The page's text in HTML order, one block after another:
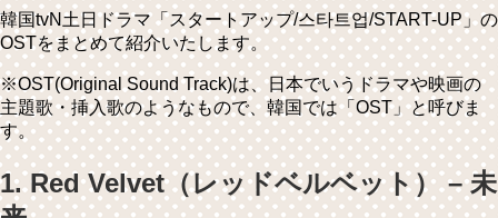
韓国tvN土日ドラマ「スタートアップ/스타트업/START-UP」の
OSTをまとめて紹介いたします。
※OST(Original Sound Track)は、日本でいうドラマや映画の
主題歌・挿入歌のようなもので、韓国では「OST」と呼びま
す。
1. Red Velvet（レッドベルベット） – 未